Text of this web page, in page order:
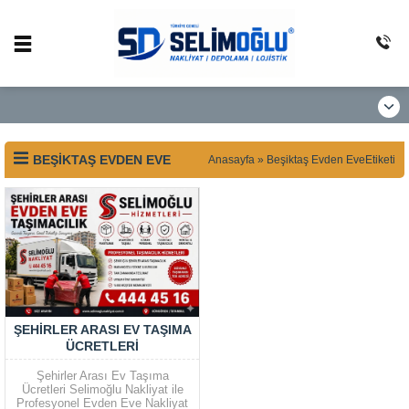
BEŞIKTAŞ EVDEN EVE Anasayfa » Beşiktaş Evden EveEtiketi
ŞEHIRLER ARASI EV TAŞIMA
ÜCRETLERI
Şehirler Arası Ev Taşıma
Ücretleri Selimoğlu Nakliyat ile
Profesyonel Evden Eve Nakliyat